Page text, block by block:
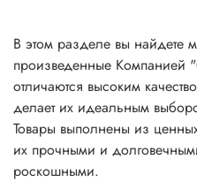
В этом разделе вы найдете
произведенные Компанией
отличаются высоким
делает их идеальным
Товары выполнены из ц
их прочными и
роскошными.